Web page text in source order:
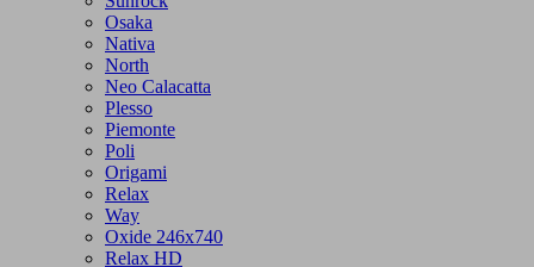
Osaka
Nativa
North
Neo Calacatta
Plesso
Piemonte
Poli
Origami
Relax
Way
Oxide 246x740
Relax HD